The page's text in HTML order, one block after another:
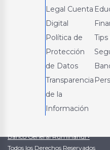
Legal Cuenta
Digital
Política de
Protección
de Datos
Transparencia
de la
Información
Tips
Banco General Rumiñahui •
Todos los Derechos Reservados